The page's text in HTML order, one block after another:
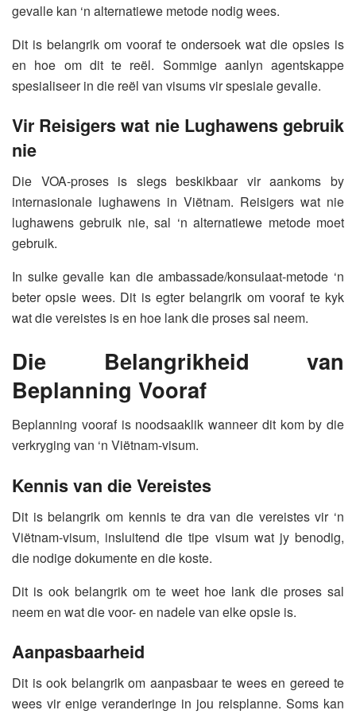
gevalle kan ‘n alternatiewe metode nodig wees.
Dit is belangrik om vooraf te ondersoek wat die opsies is
en hoe om dit te reël. Sommige aanlyn agentskappe
spesialiseer in die reël van visums vir spesiale gevalle.
Vir Reisigers wat nie Lughawens gebruik
nie
Die VOA-proses is slegs beskikbaar vir aankoms by
internasionale lughawens in Viëtnam. Reisigers wat nie
lughawens gebruik nie, sal ‘n alternatiewe metode moet
gebruik.
In sulke gevalle kan die ambassade/konsulaat-metode ‘n
beter opsie wees. Dit is egter belangrik om vooraf te kyk
wat die vereistes is en hoe lank die proses sal neem.
Die Belangrikheid van
Beplanning Vooraf
Beplanning vooraf is noodsaaklik wanneer dit kom by die
verkryging van ‘n Viëtnam-visum.
Kennis van die Vereistes
Dit is belangrik om kennis te dra van die vereistes vir ‘n
Viëtnam-visum, insluitend die tipe visum wat jy benodig,
die nodige dokumente en die koste.
Dit is ook belangrik om te weet hoe lank die proses sal
neem en wat die voor- en nadele van elke opsie is.
Aanpasbaarheid
Dit is ook belangrik om aanpasbaar te wees en gereed te
wees vir enige veranderinge in jou reisplanne. Soms kan